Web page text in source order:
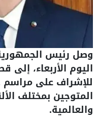
وصل رئيس
اليوم الأربعاء، إلى
للإشراف على مراسم
المتوجين بمختلف
والعالمية.